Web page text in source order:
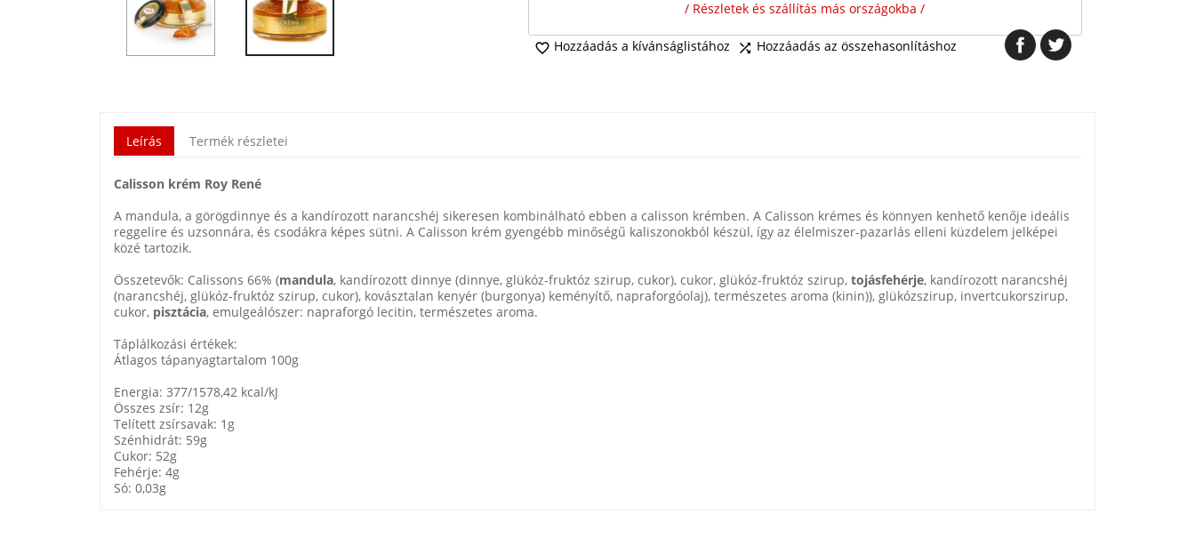
/ Részletek és szállítás más országokba /
 Hozzáadás a kívánságlistához  Hozzáadás az összehasonlításhoz
Leírás Termék részletei
Calisson krém Roy René
A mandula, a görögdinnye és a kandírozott narancshéj sikeresen kombinálható ebben a calisson krémben. A Calisson krémes és könnyen kenhető kenője ideális
reggelire és uzsonnára, és csodákra képes sütni. A Calisson krém gyengébb minőségű kaliszonokból készül, így az élelmiszer-pazarlás elleni küzdelem jelképei
közé tartozik.
Összetevők: Calissons 66% (mandula, kandírozott dinnye (dinnye, glükóz-fruktóz szirup, cukor), cukor, glükóz-fruktóz szirup, tojásfehérje, kandírozott narancshéj
(narancshéj, glükóz-fruktóz szirup, cukor), kovásztalan kenyér (burgonya) keményítő, napraforgóolaj), természetes aroma (kinin)), glükózszirup, invertcukorszirup,
cukor, pisztácia, emulgeálószer: napraforgó lecitin, természetes aroma.
Táplálkozási értékek:
Átlagos tápanyagtartalom 100g
Energia: 377/1578,42 kcal/kJ
Összes zsír: 12g
Telített zsírsavak: 1g
Szénhidrát: 59g
Cukor: 52g
Fehérje: 4g
Só: 0,03g